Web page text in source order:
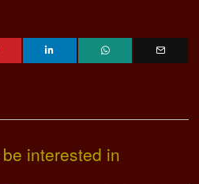
interested in